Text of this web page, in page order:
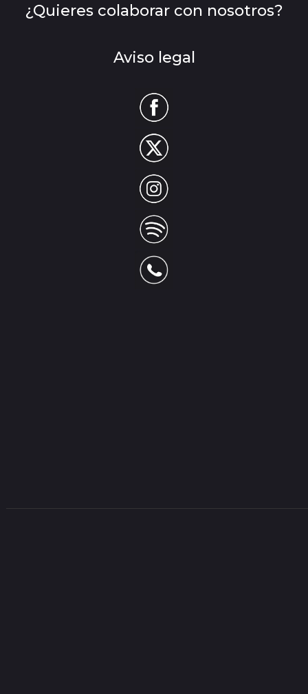
¿Quieres colaborar con nosotros?
Aviso legal